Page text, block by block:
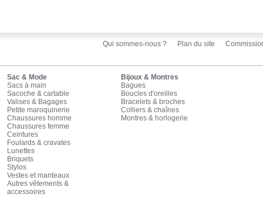
Qui sommes-nous ? Plan du site
Sac & Mode
Sacs à main
Sacoche & cartable
Valises & Bagages
Petite maroquinerie
Chaussures homme
Chaussures femme
Ceintures
Foulards & cravates
Lunettes
Briquets
Stylos
Vestes et manteaux
Autres vêtements &
accessoires
Bijoux & Montres
Bagues
Boucles d'oreilles
Bracelets & broches
Colliers & chaînes
Montres & horlogerie